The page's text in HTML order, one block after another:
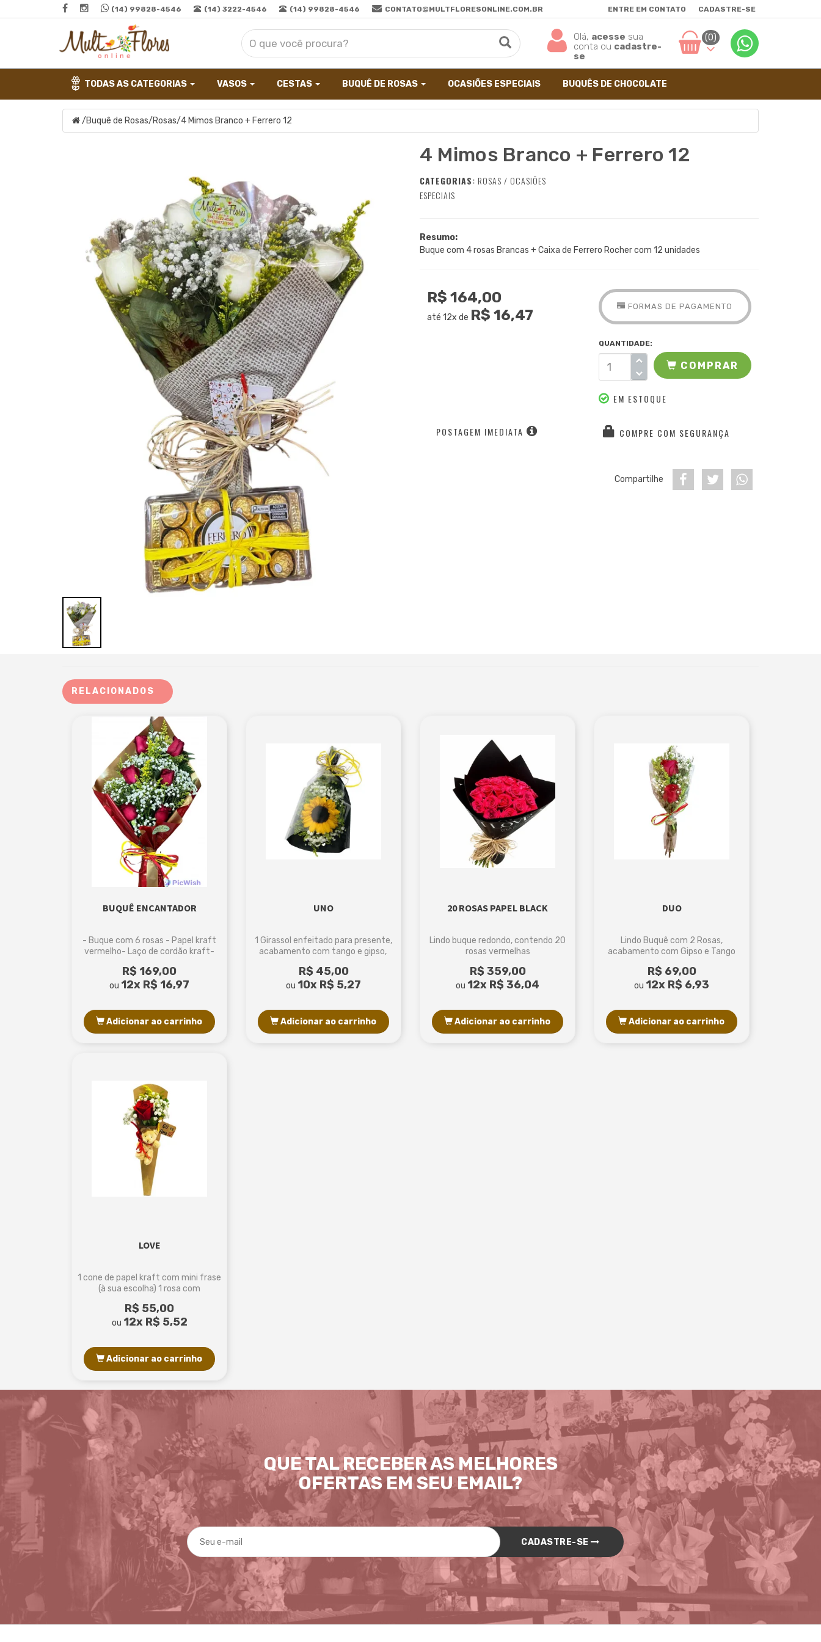
(14) 99828-4546 (14) 3222-4546 (14) 99828-4546 CONTATO@MULTFLORESONLINE.COM.BR ENTRE EM CONTATO CADASTRE-SE
(0)
Olá, acesse sua
conta ou cadastre-
se
TODAS AS CATEGORIAS VASOS CESTAS BUQUÊ DE ROSAS OCASIÕES ESPECIAIS BUQUÊS DE CHOCOLATE
/Buquê de Rosas/Rosas/4 Mimos Branco + Ferrero 12
4 Mimos Branco + Ferrero 12
CATEGORIAS: ROSAS / OCASIÕES
ESPECIAIS
Resumo:
Buque com 4 rosas Brancas + Caixa de Ferrero Rocher com 12 unidades
R$ 164,00
até 12x de R$ 16,47
FORMAS DE PAGAMENTO
QUANTIDADE:
COMPRAR
EM ESTOQUE
POSTAGEM IMEDIATA COMPRE COM SEGURANÇA
Compartilhe
RELACIONADOS
BUQUÊ ENCANTADOR
- Buque com 6 rosas - Papel kraft
vermelho- Laço de cordão kraft-
R$ 169,00
ou 12x R$ 16,97
Adicionar ao carrinho
UNO
1 Girassol enfeitado para presente,
acabamento com tango e gipso,
R$ 45,00
ou 10x R$ 5,27
Adicionar ao carrinho
20 ROSAS PAPEL BLACK
Lindo buque redondo, contendo 20
rosas vermelhas
R$ 359,00
ou 12x R$ 36,04
Adicionar ao carrinho
DUO
Lindo Buquê com 2 Rosas,
acabamento com Gipso e Tango
transparente, laço de ráfia
R$ 69,00
ou 12x R$ 6,93
Adicionar ao carrinho
LOVE
1 cone de papel kraft com mini frase
(à sua escolha) 1 rosa com
R$ 55,00
ou 12x R$ 5,52
Adicionar ao carrinho
QUE TAL RECEBER AS MELHORES
OFERTAS EM SEU EMAIL?
CADASTRE-SE